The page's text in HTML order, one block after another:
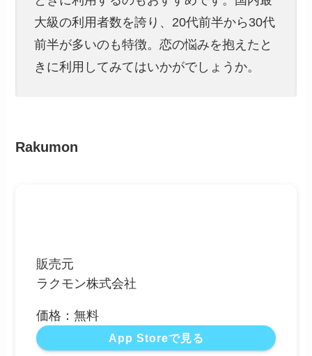
大級の利用者数を誇り、20代前半から30代
前半が多いのも特徴。恋の悩みを抱えたと
きに利用してみてはいかがでしょうか。
Rakumon
販売元
ラクモン株式会社
価格：無料
App Storeで見る